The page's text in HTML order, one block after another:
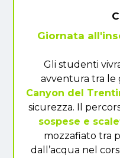
Giornata
Gli studenti
avventura tra le
Canyon del
sicurezza. Il
sospese e
mozzafiato tra
dall’acqua nel